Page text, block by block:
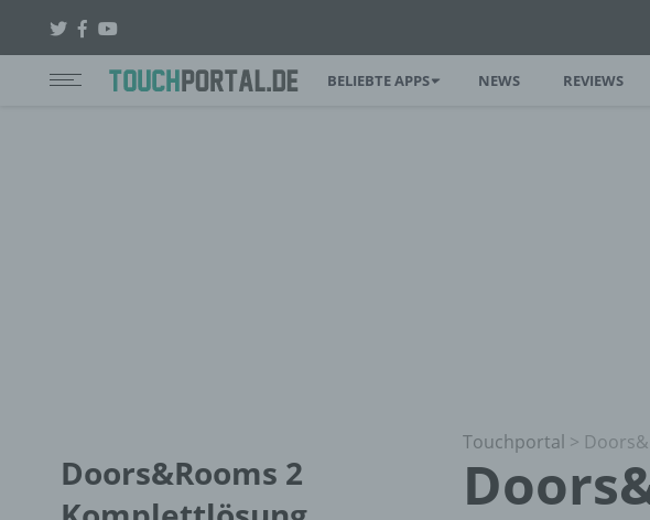
BELIEBTE APPS NEWS REVIEWS
Touchportal >
Doors&Rooms 2